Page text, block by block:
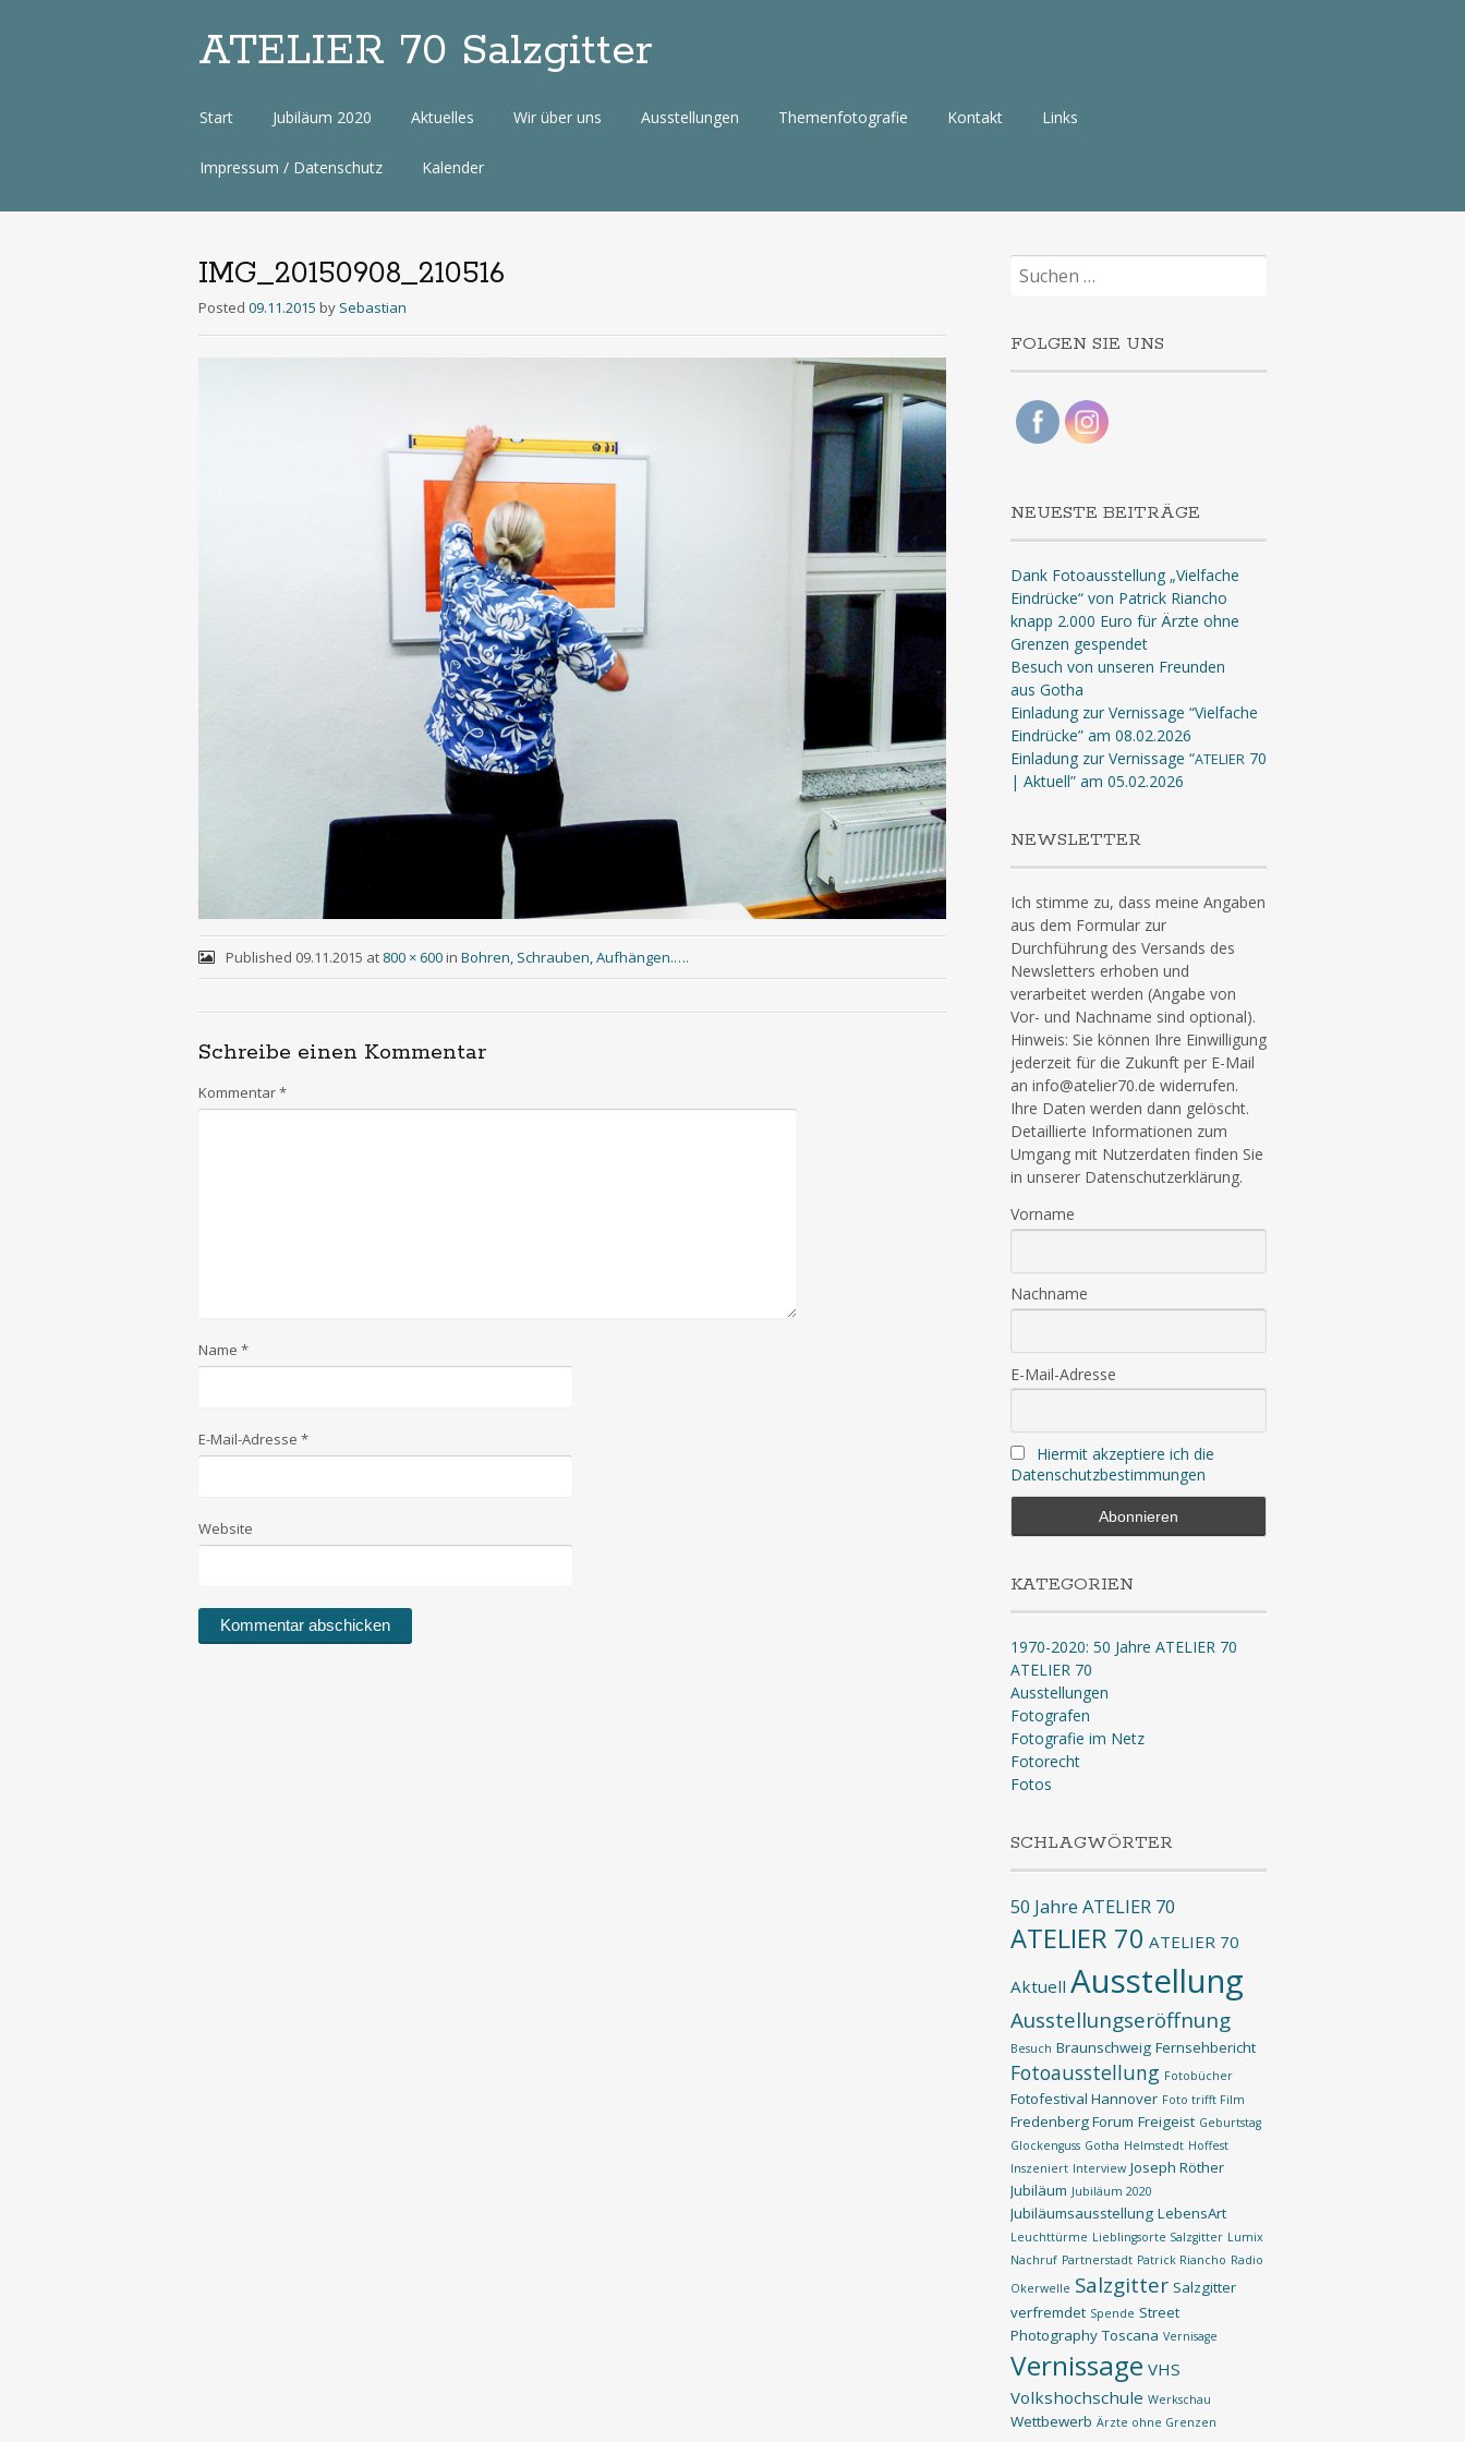
ATELIER 70 Salzgitter
Zum
Start Jubiläum 2020 Aktuelles Wir über uns Ausstellungen Themenfotografie Kontakt Links
Impressum / Datenschutz Kalender
IMG_20150908_210516
Posted 09.11.2015 by Sebastian
Published 09.11.2015 at 800 × 600in Bohren, Schrauben, Aufhängen.….
Schreibe einen Kommentar
Kommentar*
Name *
E-Mail-Adresse *
Website
Suchen
nach:
FOLGEN SIE UNS
NEUESTE BEITRÄGE
Dank Fotoausstellung „Vielfache
Eindrücke“ von Patrick Riancho
knapp 2.000 Euro für Ärzte ohne
Grenzen gespendet
Besuch von unseren Freunden
aus Gotha
Einladung zur Vernissage “Vielfache
Eindrücke” am 08.02.2026
Einladung zur Vernissage “ATELIER70
| Aktuell” am 05.02.2026
NEWSLETTER
Ich stimme zu, dass meine Angaben
aus dem Formular zur
Durchführung des Versands des
Newsletters erhoben und
verarbeitet werden (Angabe von
Vor- und Nachname sind optional).
Hinweis: Sie können Ihre Einwilligung
jederzeit für die Zukunft per E-Mail
an info@atelier70.de widerrufen.
Ihre Daten werden dann gelöscht.
Detaillierte Informationen zum
Umgang mit Nutzerdaten finden Sie
in unserer Datenschutzerklärung.
Vorname
Nachname
E-Mail-Adresse
Hiermit akzeptiere ich die
Datenschutzbestimmungen
KATEGORIEN
1970-2020: 50 Jahre ATELIER 70
ATELIER 70
Ausstellungen
Fotografen
Fotografie im Netz
Fotorecht
Fotos
SCHLAGWÖRTER
50 Jahre ATELIER 70
ATELIER 70 ATELIER 70
Aktuell Ausstellung
Ausstellungseröffnung
Besuch Braunschweig Fernsehbericht
Fotoausstellung Fotobücher
Fotofestival Hannover Foto trifft Film
Fredenberg Forum Freigeist Geburtstag
Glockenguss Gotha Helmstedt Hoffest
Inszeniert Interview Joseph Röther
Jubiläum Jubiläum 2020
Jubiläumsausstellung LebensArt
Leuchttürme Lieblingsorte Salzgitter Lumix
Nachruf Partnerstadt Patrick Riancho Radio
Okerwelle Salzgitter Salzgitter
verfremdet Spende Street
Photography Toscana Vernisage
Vernissage VHS
Volkshochschule Werkschau
Wettbewerb Ärzte ohne Grenzen